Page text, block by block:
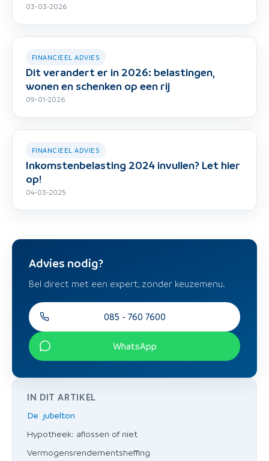
03-03-2026
FINANCIEEL ADVIES
Dit verandert er in 2026: belastingen,
wonen en schenken op een rij
09-01-2026
FINANCIEEL ADVIES
Inkomstenbelasting 2024 invullen? Let hier
op!
04-03-2025
IN DIT ARTIKEL
De jubelton
Hypotheek: aflossen of niet
Vermogensrendementsheffing
Advies nodig?
Bel direct met een expert, zonder keuzemenu.
085 - 760 7600
WhatsApp